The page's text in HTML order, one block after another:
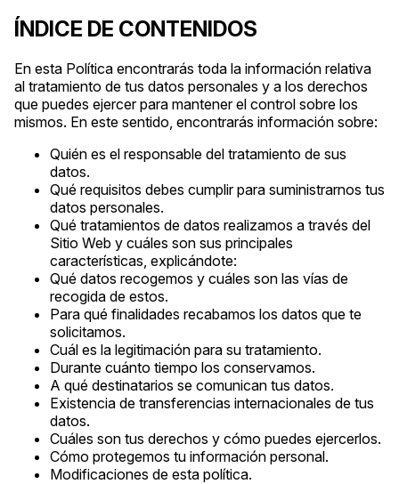
ÍNDICE DE CONTENIDOS
En esta Política encontrarás toda la información relativa
al tratamiento de tus datos personales y a los derechos
que puedes ejercer para mantener el control sobre los
mismos. En este sentido, encontrarás información sobre:
Quién es el responsable del tratamiento de sus
datos.
Qué requisitos debes cumplir para suministrarnos tus
datos personales.
Qué tratamientos de datos realizamos a través del
Sitio Web y cuáles son sus principales
características, explicándote:
Qué datos recogemos y cuáles son las vías de
recogida de estos.
Para qué finalidades recabamos los datos que te
solicitamos.
Cuál es la legitimación para su tratamiento.
Durante cuánto tiempo los conservamos.
A qué destinatarios se comunican tus datos.
Existencia de transferencias internacionales de tus
datos.
Cuáles son tus derechos y cómo puedes ejercerlos.
Cómo protegemos tu información personal.
Modificaciones de esta política.